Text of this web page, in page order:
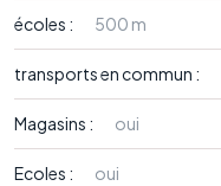
écoles : 500 m
transports en commun :
Magasins : oui
Ecoles : oui